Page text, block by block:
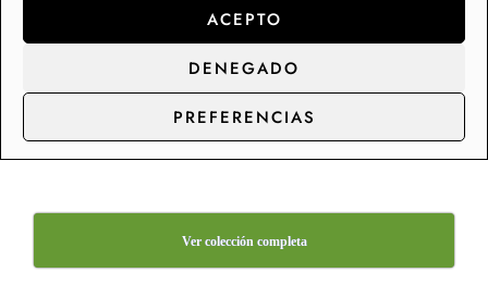
ACEPTO
DENEGADO
PREFERENCIAS
Violeta 40102-2
Mantel de hule damasco elegante navidad – Violeta 40102-2
elegante – Beige
40102-1
Mantel de hule damasco elegante – Beige 40102-1
11,95€
Ver colección completa